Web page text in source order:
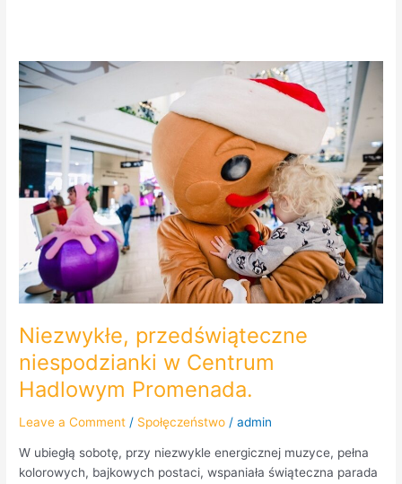
Niezwykłe, przedświąteczne
niespodzianki w Centrum
Hadlowym Promenada.
Leave a Comment / Społęczeństwo /admin
W ubiegłą sobotę, przy niezwykle energicznej muzyce, pełna
kolorowych, bajkowych postaci, wspaniała świąteczna parada
Niezwykłe,
przedświąteczne
niespodzianki
w
Centrum
Hadlowym
Promenada.